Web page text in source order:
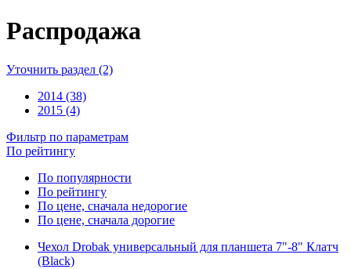
Распродажа
Уточнить раздел (2)
2014 (38)
2015 (4)
Фильтр по параметрам
По рейтингу
По популярности
По рейтингу
По цене, сначала недорогие
По цене, сначала дорогие
Чехол Drobak универсальный для планшета 7"-8" Клатч
(Black)